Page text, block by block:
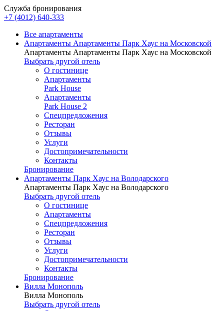
Служба бронирования
+7 (4012) 640-333
Все апартаменты
Апартаменты Апартаменты Парк Хаус на Московской
Апартаменты Апартаменты Парк Хаус на Московской
Выбрать другой отель
О гостинице
Апартаменты
Park House
Апартаменты
Park House 2
Спецпредложения
Ресторан
Отзывы
Услуги
Достопримечательности
Контакты
Бронирование
Апартаменты Парк Хаус на Володарского
Апартаменты Парк Хаус на Володарского
Выбрать другой отель
О гостинице
Апартаменты
Спецпредложения
Ресторан
Отзывы
Услуги
Достопримечательности
Контакты
Бронирование
Вилла Монополь
Вилла Монополь
Выбрать другой отель